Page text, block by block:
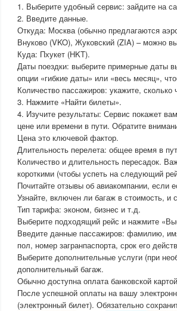
1. Выберите удобный сервис: зайдите на
2. Введите данные.
Откуда: Москва (обычно предлагаются
Внуково (VKO), Жуковский (ZIA) – можно
Куда: Пхукет (HKT).
Даты поездки: выберите примерные даты
опции «гибкие даты» или «весь месяц»,
Количество пассажиров: укажите, сколько
3. Нажмите «Найти билеты».
4. Изучите результаты: Сервис покажет
цене или времени в пути. Обратите
Цена это ключевой фактор.
Длительность перелета: общее время в
Количество и длительность пересадок.
короткими (чтобы успеть на следующий
Почитайте отзывы об авиакомпании, если
Узнайте, включен ли багаж в стоимость, и
Тип тарифа: эконом, бизнес и т.д.
Выберите подходящий рейс и нажмите
Введите данные пассажиров: фамилию,
пол, номер загранпаспорта, срок его
Выберите дополнительные услуги (при
дополнительный багаж.
Обычно доступна оплата банковской
После успешной оплаты на вашу
(электронный билет). Обязательно